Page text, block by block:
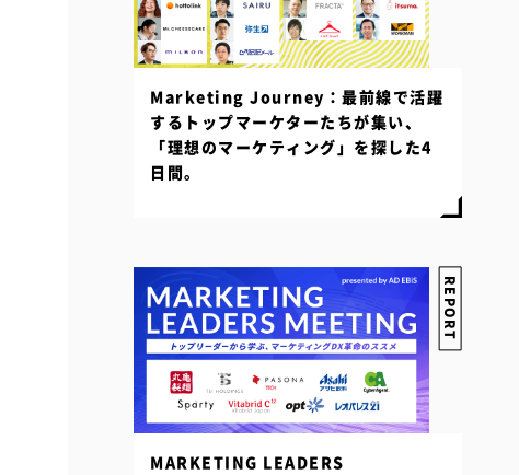
REPORT
MARKETING LEADERS
Marketing Journey：最前線で活躍
するトップマーケターたちが集い、
「理想のマーケティング」を探した4
日間。